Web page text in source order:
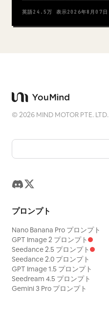
英語24.5万 表示2026年8月07日
©2026 MIND MOTOR PTE. LTD.
プロンプト
Nano Banana Pro プロンプト
GPT Image 2 プロンプト
Seedance 2.5 プロンプト
Seedance 2.0 プロンプト
GPT Image 1.5 プロンプト
Seedream 4.5 プロンプト
Gemini 3 Pro プロンプト